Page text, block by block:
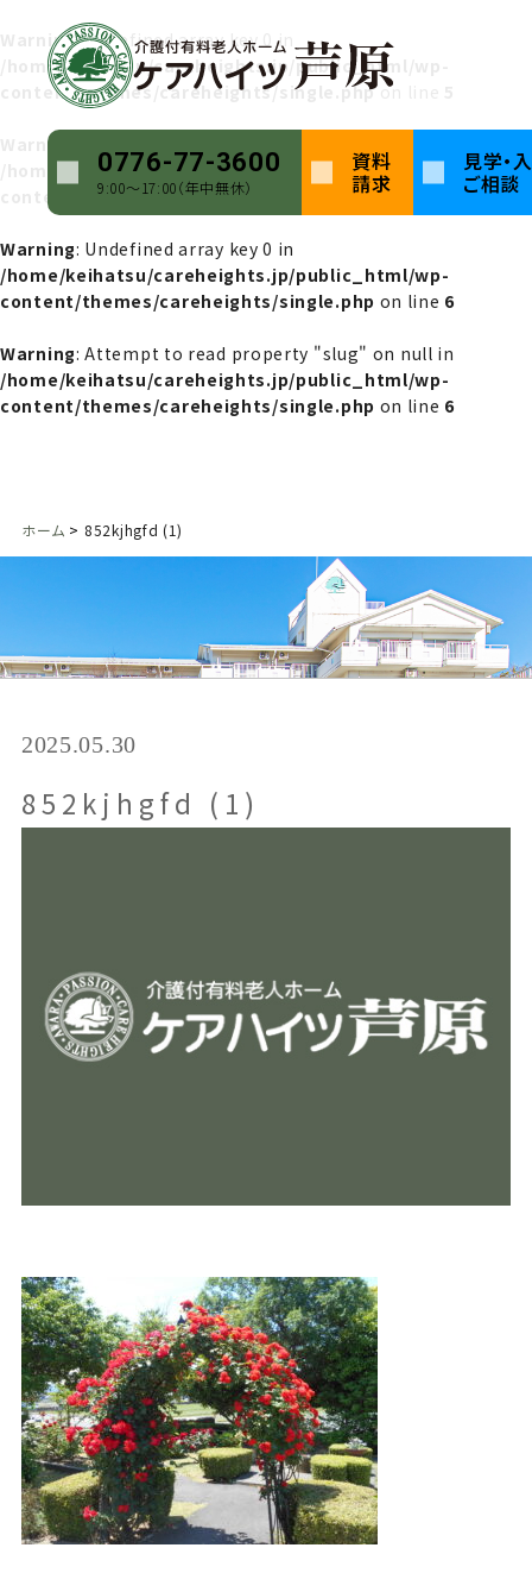
0776-77-3600
9:00〜17:00（年中無休）
資料
請求
見学・
ご相談
Warning: Undefined array key 0 in
/home/keihatsu/careheights.jp/public_html/wp-
content/themes/careheights/single.phpon line
Warning
/home/keihatsu/careheights.jp/public_html/wp-
content/themes/careheights/single.phpon line
Warning: Undefined array key 0 in
/home/keihatsu/careheights.jp/public_html/wp-
content/themes/careheights/single.php on line 6
Warning: Attempt to read property "slug" on null in
/home/keihatsu/careheights.jp/public_html/wp-
content/themes/careheights/single.php on line 6
ホーム 852kjhgfd (1)
2025.05.30
852kjhgfd (1)